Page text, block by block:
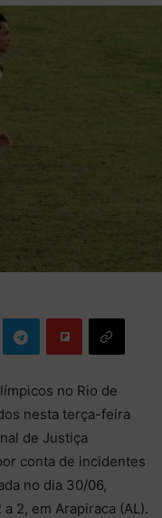
no Rio de
nesta terça-feira
de Justiça
conta de incidentes
no dia 30/06,
2, em Arapiraca (AL).